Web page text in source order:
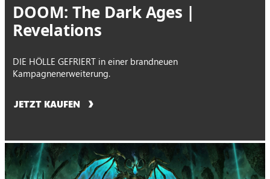
DOOM: The Dark Ages |
Revelations
DIE HÖLLE GEFRIERT in einer brandneuen
Kampagnenerweiterung.
JETZT KAUFEN